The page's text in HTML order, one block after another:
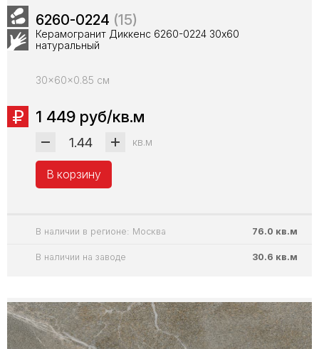
6260-0224 (15)
Керамогранит Диккенс 6260-0224 30х60
натуральный
30x60x0.85 см
1 449 руб/кв.м
кв.м
В корзину
В наличии в регионе: Москва 76.0 кв.м
В наличии на заводе 30.6 кв.м